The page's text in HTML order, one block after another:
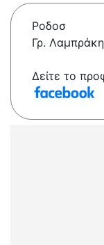
Ροδοσ
Γρ.
Δείτε το